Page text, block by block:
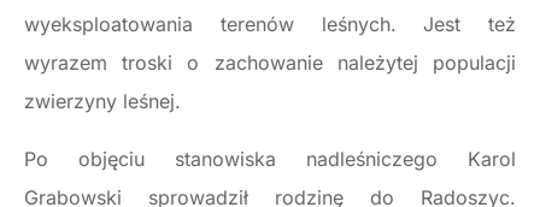
wyeksploatowania terenów leśnych. Jest też
wyrazem troski o zachowanie należytej populacji
zwierzyny leśnej.
Po objęciu stanowiska nadleśniczego Karol
Grabowski sprowadził rodzinę do Radoszyc.